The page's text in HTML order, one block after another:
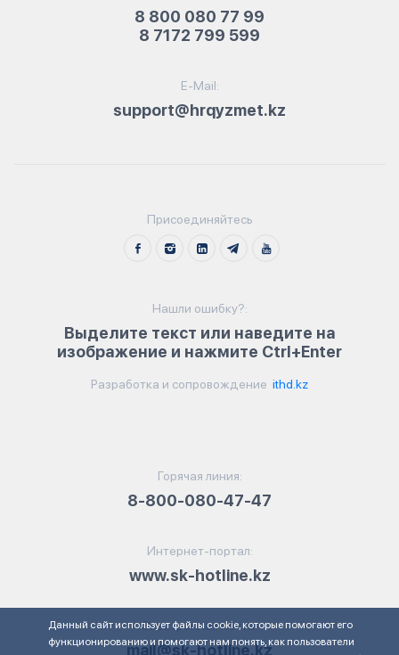
8 800 080 77 99
8 7172 799 599
E-Mail:
support@hrqyzmet.kz
Присоединяйтесь
Нашли ошибку?:
Выделите текст или наведите на
изображение и нажмите Ctrl+Enter
Разработка и сопровождение ithd.kz
Горячая линия:
8-800-080-47-47
Интернет-портал:
www.sk-hotline.kz
Электронная почта:
mail@sk-hotline.kz
Данный сайт использует файлы cookie, которые помогают его
функционированию и помогают нам понять, как пользователи